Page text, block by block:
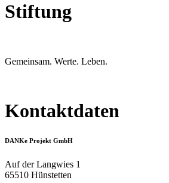
Stiftung
Gemeinsam. Werte. Leben.
Kontaktdaten
DANKe Projekt GmbH
Auf der Langwies 1
65510 Hünstetten